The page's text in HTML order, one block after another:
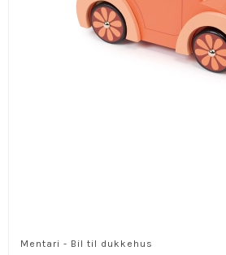
Mentari - Bil til dukkehus